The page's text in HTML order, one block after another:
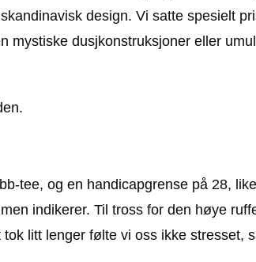
design. Vi satte spesielt
mystiske dusjkonstruksjoner eller
tee, og en handicapgrense på 28,
indikerer. Til tross for den høye
litt lenger følte vi oss ikke stresset,